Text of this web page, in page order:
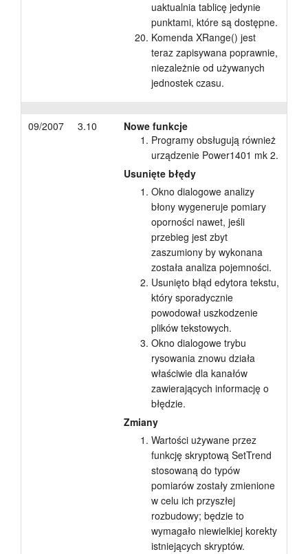
uaktualnia tablicę jedynie
punktami, które są dostępne.
Komenda XRange() jest
teraz zapisywana poprawnie,
niezależnie od używanych
jednostek czasu.
09/2007 3.10
Nowe funkcje
Programy obsługują również
urządzenie Power1401 mk 2.
Usunięte błędy
Okno dialogowe analizy
błony wygeneruje pomiary
oporności nawet, jeśli
przebieg jest zbyt
zaszumiony by wykonana
została analiza pojemności.
Usunięto błąd edytora tekstu,
który sporadycznie
powodował uszkodzenie
plików tekstowych.
Okno dialogowe trybu
rysowania znowu działa
właściwie dla kanałów
zawierających informację o
błędzie.
Zmiany
Wartości używane przez
funkcję skryptową SetTrend
stosowaną do typów
pomiarów zostały zmienione
w celu ich przyszłej
rozbudowy; będzie to
wymagało niewielkiej korekty
istniejących skryptów.